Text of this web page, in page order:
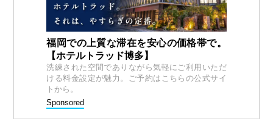
福岡での上質な滞在を安心の価格帯で。
【ホテルトラッド博多】
洗練された空間でありながら気軽にご利用いただ
ける料金設定が魅力。ご予約はこちらの公式サイ
トから。
Sponsored